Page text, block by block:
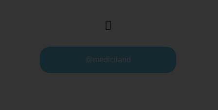
@mediciland